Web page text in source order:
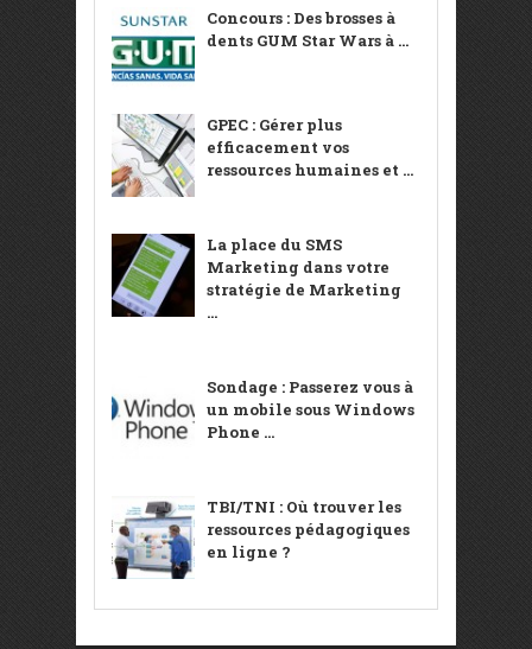
Concours : Des brosses à
dents GUM Star Wars à ...
GPEC : Gérer plus
efficacement vos
ressources humaines et ...
La place du SMS
Marketing dans votre
stratégie de Marketing
...
Sondage : Passerez vous à
un mobile sous Windows
Phone ...
TBI/TNI : Où trouver les
ressources pédagogiques
en ligne ?